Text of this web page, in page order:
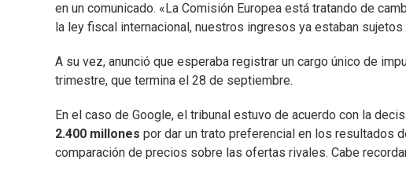
en un comunicado. «La Comisión Europea está tratando de
la ley fiscal internacional, nuestros ingresos ya estaban sujetos
A su vez, anunció que esperaba registrar un cargo único de
trimestre, que termina el 28 de septiembre.
En el caso de Google, el tribunal estuvo de acuerdo con la
2.400 millones por dar un trato preferencial en los resultados
comparación de precios sobre las ofertas rivales. Cabe